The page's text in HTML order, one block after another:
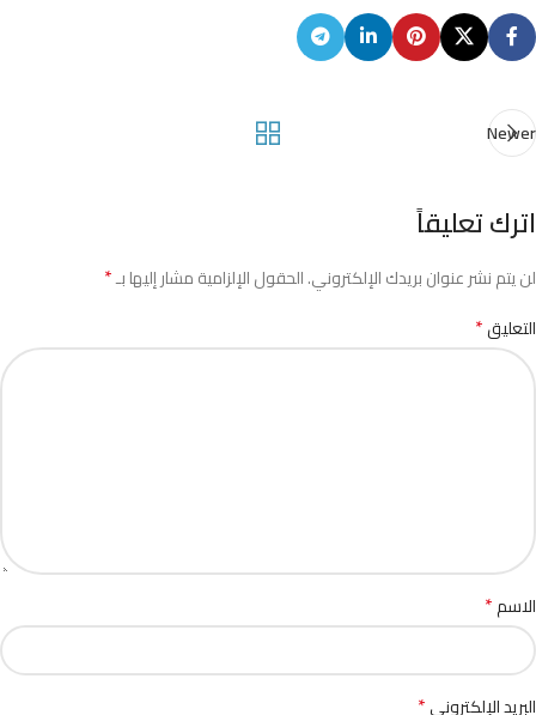
Newer
اترك تعليقاً
لن يتم نشر عنوان بريدك الإلكتروني.الحقول الإلزامية مشار إليها بـ*
التعليق*
الاسم*
البريد الإلكتروني*